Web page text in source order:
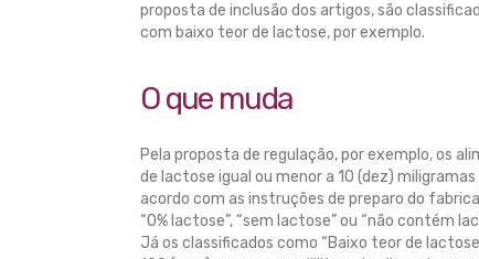
proposta de inclusão dos artigos, são
com baixo teor de lactose, por exemplo.
O que muda
Pela proposta de regulação, por exemplo, os
de lactose igual ou menor a 10 (dez)
acordo com as instruções de preparo do
“0% lactose”, “sem lactose” ou “não contém
Já os classificados como “Baixo teor de